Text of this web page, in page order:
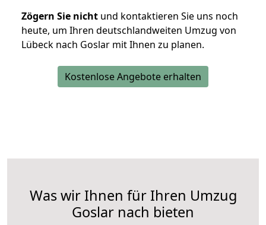
Zögern Sie nicht und kontaktieren Sie uns noch
heute, um Ihren deutschlandweiten Umzug von
Lübeck nach Goslar mit Ihnen zu planen.
Kostenlose Angebote erhalten
Was wir Ihnen für Ihren Umzug
Goslar nach bieten